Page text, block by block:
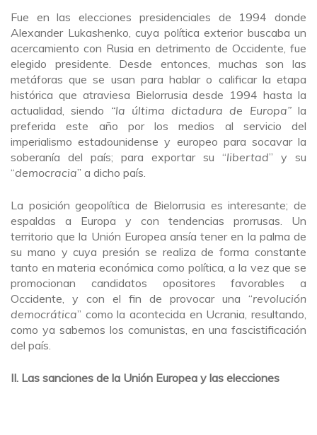
Fue en las elecciones presidenciales de 1994 donde
Alexander Lukashenko, cuya política exterior buscaba un
acercamiento con Rusia en detrimento de Occidente, fue
elegido presidente. Desde entonces, muchas son las
metáforas que se usan para hablar o calificar la etapa
histórica que atraviesa Bielorrusia desde 1994 hasta la
actualidad, siendo “la última dictadura de Europa”la
preferida este año por los medios al servicio del
imperialismo estadounidense y europeo para socavar la
soberanía del país; para exportar su “libertad” y su
“democracia” a dicho país.
La posición geopolítica de Bielorrusia es interesante; de
espaldas a Europa y con tendencias prorrusas. Un
territorio que la Unión Europea ansía tener en la palma de
su mano y cuya presión se realiza de forma constante
tanto en materia económica como política, a la vez que se
promocionan candidatos opositores favorables a
Occidente, y con el fin de provocar una “revolución
democrática” como la acontecida en Ucrania, resultando,
como ya sabemos los comunistas, en una fascistificación
del país.
II. Las sanciones de la Unión Europea y las elecciones